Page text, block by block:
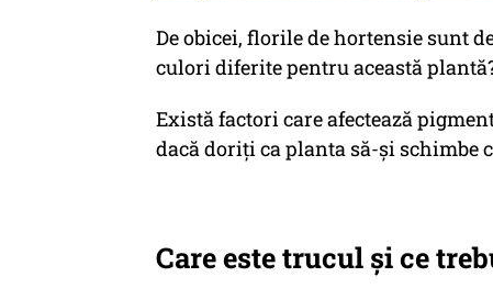
De obicei, florile de hortensie sunt
culori diferite pentru această
Există factori care afectează
dacă doriți ca planta să-și schimbe
Care este trucul și ce